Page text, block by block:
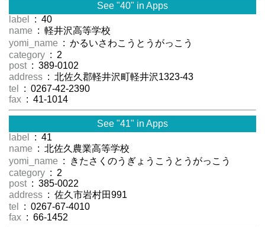
See "40" in Apps
label
: 40
name : 軽井沢高等学校
yomi_name : かるいさわこうとうがっこう
category : 2
post : 389-0102
address : 北佐久郡軽井沢町軽井沢1323-43
tel
: 0267-42-2390
fax : 41-1014
See "41" in Apps
label
: 41
name : 北佐久農業高等学校
yomi_name : きたさくのうぎょうこうとうがっこう
category : 2
post : 385-0022
address : 佐久市岩村田991
tel
: 0267-67-4010
fax : 66-1452